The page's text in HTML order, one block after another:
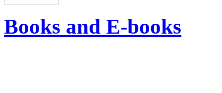
Books and E-books